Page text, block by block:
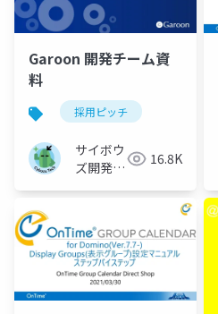
Garoon 開発チーム資
料
採用ピッチ
サイボウ
ズ開発本
16.8K